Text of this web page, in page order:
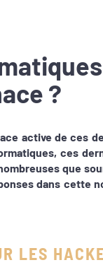
?
active de ces
ces
que
dans cette
LES